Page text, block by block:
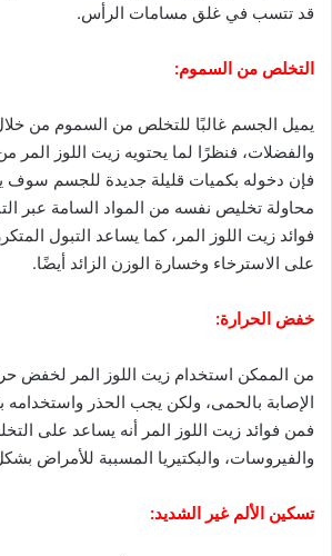
قد تتسب في غلق مسامات الرأس.
التخلص من السموم:
يميل الجسم غالبًا للتخلص من السموم من
والفضلات، فنظرًا لما يحتويه زيت اللوز المر
فإن دخوله بكميات قليلة جديدة للجسم
محاولة تخليص نفسه من المواد السامة عبر
فوائد زيت اللوز المر، كما يساعد التبول
على الاسترخاء وخسارة الوزن الزائد أيضًا.
خفض الحرارة:
من الممكن استخدام زيت اللوز المر لخفض
الإصابة بالحمى، ولكن يجب الحذر واستخدامه
فمن فوائد زيت اللوز المر أنه يساعد على
والفيروسات، والبكتيريا المسببة للأمراض
تسكين الألم غير الشديد: